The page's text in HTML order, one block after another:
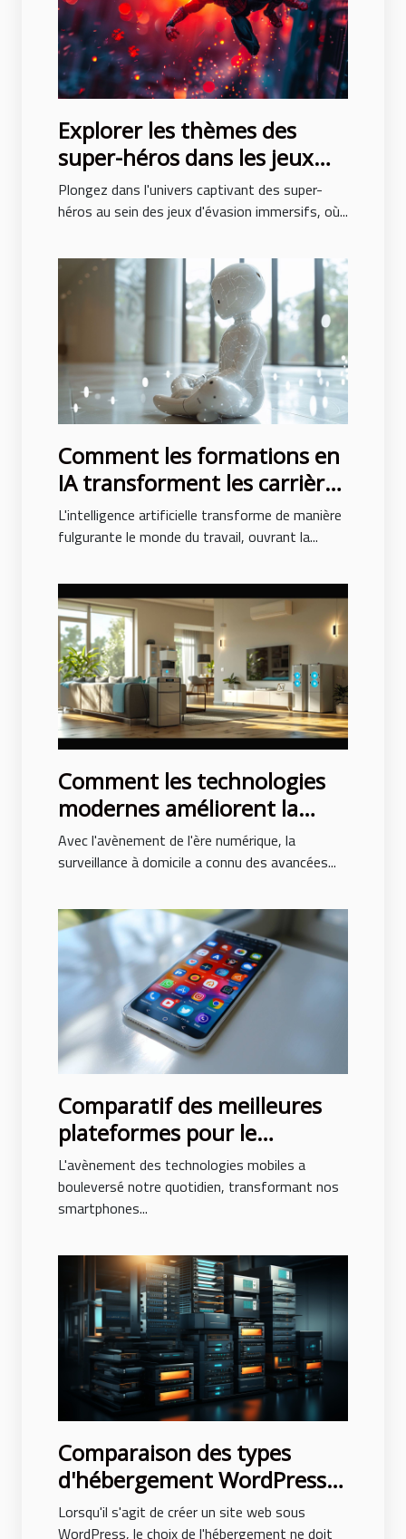
Explorer les thèmes des
super-héros dans les jeux
d'évasion immersifs
Plongez dans l'univers captivant des super-
héros au sein des jeux d'évasion immersifs, où...
Comment les formations en
IA transforment les carrières
professionnelles
L'intelligence artificielle transforme de manière
fulgurante le monde du travail, ouvrant la...
Comment les technologies
modernes améliorent la
surveillance à domicile
Avec l'avènement de l'ère numérique, la
surveillance à domicile a connu des avancées...
Comparatif des meilleures
plateformes pour le
développement
d'applications mobiles
L'avènement des technologies mobiles a
bouleversé notre quotidien, transformant nos
smartphones...
Comparaison des types
d'hébergement WordPress :
partagé, VPS, dédié, et géré
Lorsqu'il s'agit de créer un site web sous
WordPress, le choix de l'hébergement ne doit